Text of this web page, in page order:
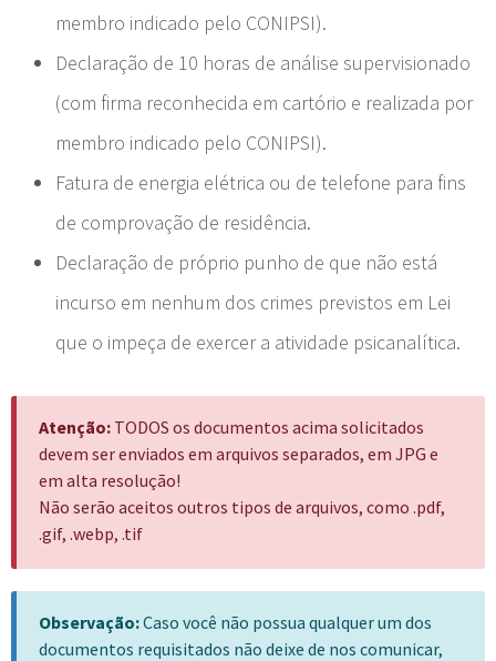
membro indicado pelo CONIPSI).
Declaração de 10 horas de análise supervisionado
(com firma reconhecida em cartório e realizada por
membro indicado pelo CONIPSI).
Fatura de energia elétrica ou de telefone para fins
de comprovação de residência.
Declaração de próprio punho de que não está
incurso em nenhum dos crimes previstos em Lei
que o impeça de exercer a atividade psicanalítica.
Atenção: TODOS os documentos acima solicitados
devem ser enviados em arquivos separados, em JPG e
em alta resolução!
Não serão aceitos outros tipos de arquivos, como .pdf,
.gif, .webp, .tif
Observação:Caso você não possua qualquer um dos
documentos requisitados não deixe de nos comunicar,